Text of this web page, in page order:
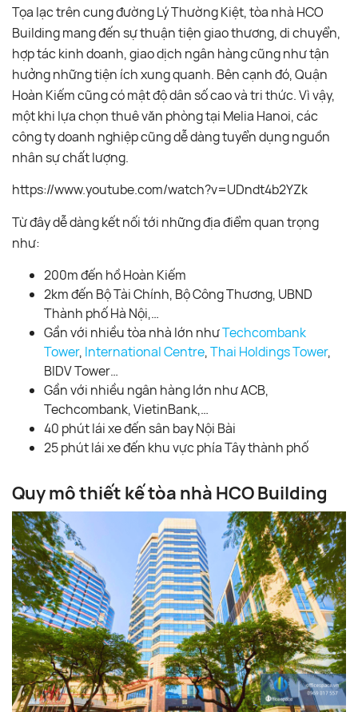
Tọa lạc trên cung đường Lý Thường Kiệt, tòa nhà HCO
Building mang đến sự thuận tiện giao thương, di chuyển,
hợp tác kinh doanh, giao dịch ngân hàng cũng như tận
hưởng những tiện ích xung quanh. Bên cạnh đó, Quận
Hoàn Kiếm cũng có mật độ dân số cao và tri thức. Vì vậy,
một khi lựa chọn thuê văn phòng tại Melia Hanoi, các
công ty doanh nghiệp cũng dễ dàng tuyển dụng nguồn
nhân sự chất lượng.
https://www.youtube.com/watch?v=UDndt4b2YZk
Từ đây dễ dàng kết nối tới những địa điểm quan trọng
như:
200m đến hồ Hoàn Kiếm
2km đến Bộ Tài Chính, Bộ Công Thương, UBND
Thành phố Hà Nội,…
Gần với nhiều tòa nhà lớn nhưTechcombank
Tower, International Centre,Thai Holdings Tower,
BIDV Tower…
Gần với nhiều ngân hàng lớn như ACB,
Techcombank, VietinBank,…
40 phút lái xe đến sân bay Nội Bài
25 phút lái xe đến khu vực phía Tây thành phố
Quy mô thiết kế tòa nhà HCO Building